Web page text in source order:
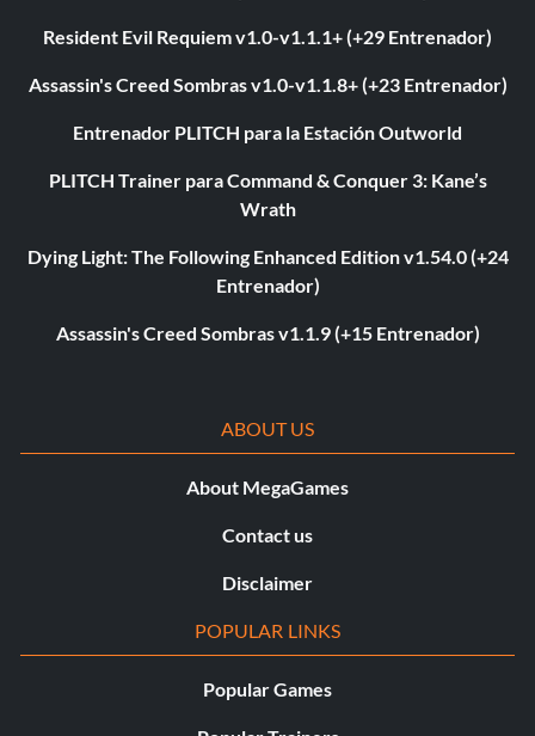
Resident Evil Requiem v1.0-v1.1.1+ (+29 Entrenador)
Assassin's Creed Sombras v1.0-v1.1.8+ (+23 Entrenador)
Entrenador PLITCH para la Estación Outworld
PLITCH Trainer para Command & Conquer 3: Kane’s
Wrath
Dying Light: The Following Enhanced Edition v1.54.0 (+24
Entrenador)
Assassin's Creed Sombras v1.1.9 (+15 Entrenador)
ABOUT US
About MegaGames
Contact us
Disclaimer
POPULAR LINKS
Popular Games